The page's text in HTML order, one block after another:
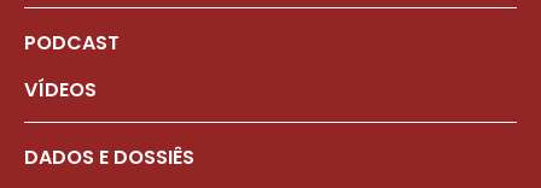
PODCAST
VÍDEOS
DADOS E DOSSIÊS